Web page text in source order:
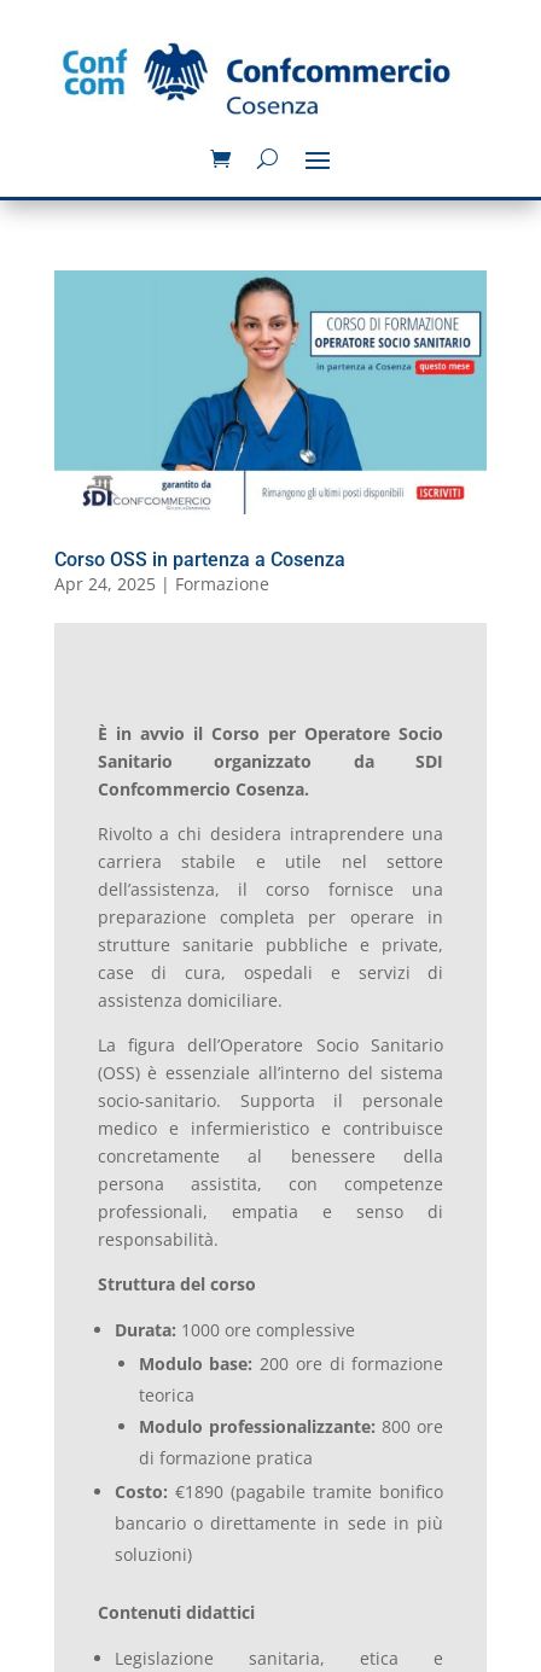
Corso OSS in partenza a Cosenza
Apr 24, 2025| Formazione
È in avvio il Corso per Operatore Socio
Sanitario organizzato da SDI
Confcommercio Cosenza.
Rivolto a chi desidera intraprendere una
carriera stabile e utile nel settore
dell’assistenza, il corso fornisce una
preparazione completa per operare in
strutture sanitarie pubbliche e private,
case di cura, ospedali e servizi di
assistenza domiciliare.
La figura dell’Operatore Socio Sanitario
(OSS) è essenziale all’interno del sistema
socio-sanitario. Supporta il personale
medico e infermieristico e contribuisce
concretamente al benessere della
persona assistita, con competenze
professionali, empatia e senso di
responsabilità.
Struttura del corso
Durata: 1000 ore complessive
Modulo base: 200 ore di formazione
teorica
Modulo professionalizzante: 800 ore
di formazione pratica
Costo: €1890 (pagabile tramite bonifico
bancario o direttamente in sede in più
soluzioni)
Contenuti didattici
Legislazione sanitaria, etica e